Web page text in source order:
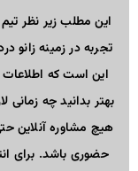
این مطلب زیر نظر
تجربه در زمینه زانو
این است که اطلاعات
بهتر بدانید چه زمانی
هیچ مشاوره آنلاین
حضوری باشد. برای